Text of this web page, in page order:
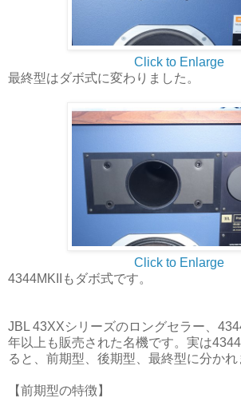
Click to Enlarge
最終型はダボ式に変わりました。
Click to Enlarge
4344MKIIもダボ式です。
JBL 43XXシリーズのロングセラー、
年以上も販売された名機です。実は
ると、前期型、後期型、最終型に分かれ
【前期型の特徴】